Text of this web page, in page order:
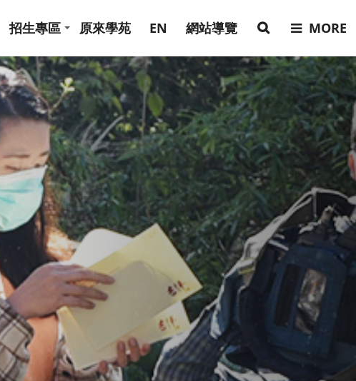
招生專區 原來學苑 EN 網站導覽 MORE